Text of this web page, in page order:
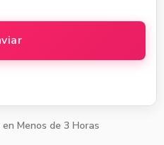
en Menos de 3 Horas